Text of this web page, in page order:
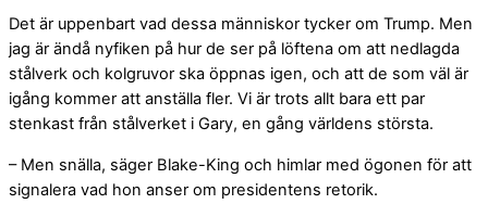
Det är uppenbart vad dessa människor tycker om Trump. Men
jag är ändå nyfiken på hur de ser på löftena om att nedlagda
stålverk och kolgruvor ska öppnas igen, och att de som väl är
igång kommer att anställa fler. Vi är trots allt bara ett par
stenkast från stålverket i Gary, en gång världens största.
– Men snälla, säger Blake-King och himlar med ögonen för att
signalera vad hon anser om presidentens retorik.